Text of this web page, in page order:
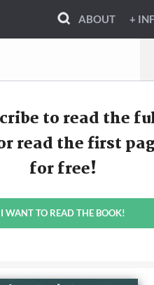
ABOUT +
to read the
read the first
for free!
I WANT TO READ THE BOOK!